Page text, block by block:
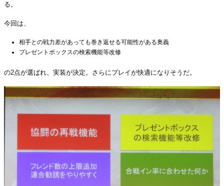
る。
今回は、
相手との戦力差があっても巻き返せる可能性がある奥義
プレゼントボックスの検索機能等改修
の2点が選ばれ、実装が決定。さらにプレイが快適になりそうだ。